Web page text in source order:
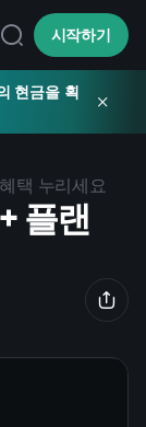
시작하기
현금을 획
택 누리세요
플랜